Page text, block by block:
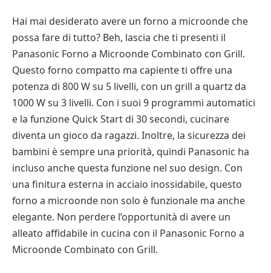
Hai mai desiderato avere un forno a microonde che
possa fare di tutto? Beh, lascia che ti presenti il
Panasonic Forno a Microonde Combinato con Grill.
Questo forno compatto ma capiente ti offre una
potenza di 800 W su 5 livelli, con un grill a quartz da
1000 W su 3 livelli. Con i suoi 9 programmi automatici
e la funzione Quick Start di 30 secondi, cucinare
diventa un gioco da ragazzi. Inoltre, la sicurezza dei
bambini è sempre una priorità, quindi Panasonic ha
incluso anche questa funzione nel suo design. Con
una finitura esterna in acciaio inossidabile, questo
forno a microonde non solo è funzionale ma anche
elegante. Non perdere l’opportunità di avere un
alleato affidabile in cucina con il Panasonic Forno a
Microonde Combinato con Grill.